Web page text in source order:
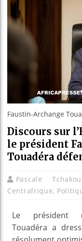
Faustin-Archange
Discours sur
le président
Touadéra
Pascale
Centrafrique,
Le président
Touadéra a